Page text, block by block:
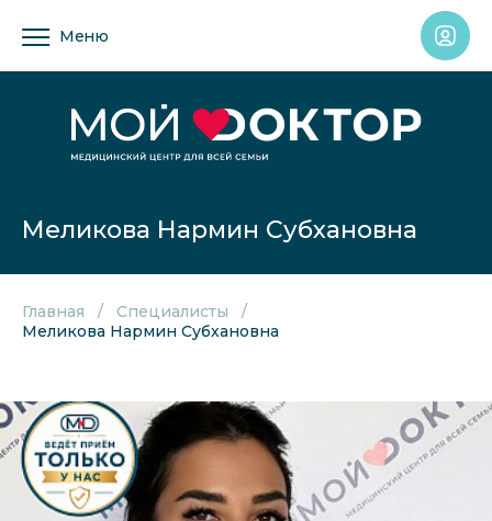
Меню
Меликова Нармин Субхановна
Главная
Специалисты
Меликова Нармин Субхановна